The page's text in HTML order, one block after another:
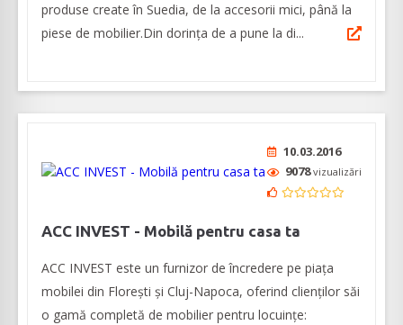
produse create în Suedia, de la accesorii mici, până la
piese de mobilier.Din dorința de a pune la di...
10.03.2016
9078vizualizări
ACC INVEST - Mobilă pentru casa ta
ACC INVEST este un furnizor de încredere pe piața
mobilei din Florești și Cluj-Napoca, oferind clienților săi
o gamă completă de mobilier pentru locuințe: